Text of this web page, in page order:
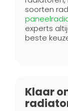
soorten
experts
beste
Klaar